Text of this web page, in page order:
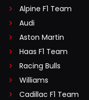
Alpine F1 Team
Audi
Aston Martin
Haas F1 Team
Racing Bulls
Williams
Cadillac F1 Team